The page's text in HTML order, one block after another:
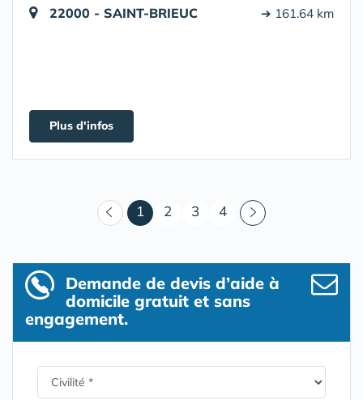
22000 - SAINT-BRIEUC ➔ 161.64 km
Plus d'infos
1 (courant)
2 3 4
Demande de devis d’aide à
domicile gratuit et sans
engagement.